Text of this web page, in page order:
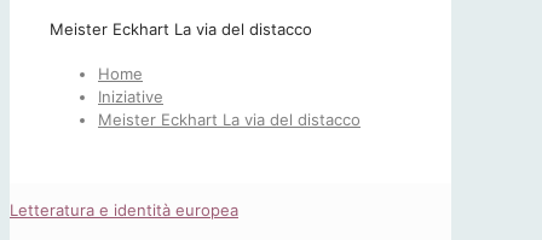
Meister Eckhart La via del distacco
Home
Iniziative
Meister Eckhart La via del distacco
Letteratura e identità europea